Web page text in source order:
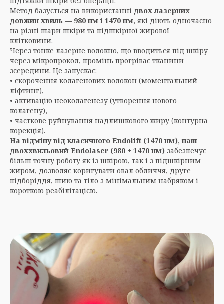
Метод базується на використанні двох лазерних
довжин хвиль — 980 нм і 1470 нм, які діють одночасно
на різні шари шкіри та підшкірної жирової
клітковини.
Через тонке лазерне волокно, що вводиться під шкіру
через мікропрокол, промінь прогріває тканини
зсередини. Це запускає:
• скорочення колагенових волокон (моментальний
ліфтинг),
• активацію неоколагенезу (утворення нового
колагену),
• часткове руйнування надлишкового жиру (контурна
корекція).
На відміну від класичного Endolift (1470 нм), наш
двоххвильовий Endolaser (980 + 1470 нм) забезпечує
більш точну роботу як із шкірою, так і з підшкірним
жиром, дозволяє коригувати овал обличчя, друге
підборіддя, шию та тіло з мінімальним набряком і
короткою реабілітацією.